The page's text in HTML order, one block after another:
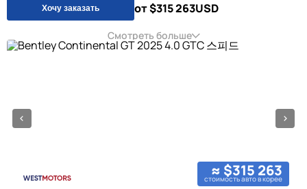
Хочу заказать от $315 263USD
Смотреть больше
≈ $315 263
стоимость авто в корее